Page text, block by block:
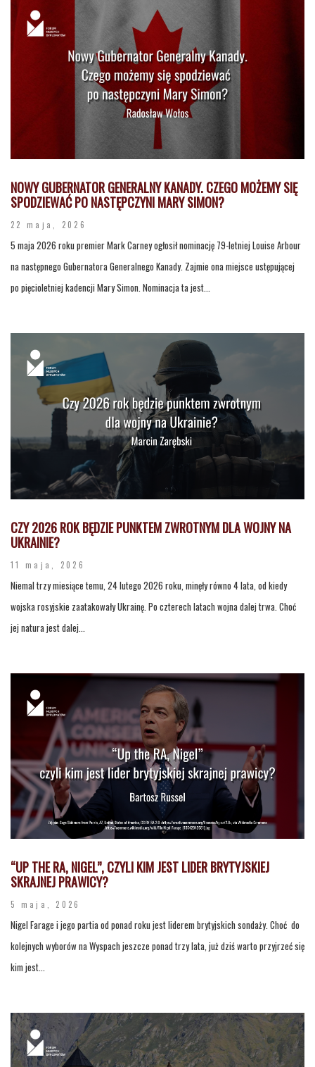
NOWY GUBERNATOR GENERALNY KANADY. CZEGO MOŻEMY SIĘ
SPODZIEWAĆ PO NASTĘPCZYNI MARY SIMON?
22 maja, 2026
5 maja 2026 roku premier Mark Carney ogłosił nominację 79-letniej Louise Arbour
na następnego Gubernatora Generalnego Kanady. Zajmie ona miejsce ustępującej
po pięcioletniej kadencji Mary Simon. Nominacja ta jest...
CZY 2026 ROK BĘDZIE PUNKTEM ZWROTNYM DLA WOJNY NA
UKRAINIE?
11 maja, 2026
Niemal trzy miesiące temu, 24 lutego 2026 roku, minęły równo 4 lata, od kiedy
wojska rosyjskie zaatakowały Ukrainę. Po czterech latach wojna dalej trwa. Choć
jej natura jest dalej...
“UP THE RA, NIGEL”, CZYLI KIM JEST LIDER BRYTYJSKIEJ
SKRAJNEJ PRAWICY?
5 maja, 2026
Nigel Farage i jego partia od ponad roku jest liderem brytyjskich sondaży. Choć do
kolejnych wyborów na Wyspach jeszcze ponad trzy lata, już dziś warto przyjrzeć się
kim jest...